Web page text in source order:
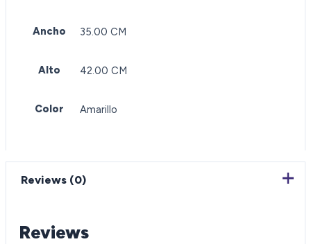
Ancho 35.00 CM
Alto 42.00 CM
Color Amarillo
Reviews (0)
Reviews